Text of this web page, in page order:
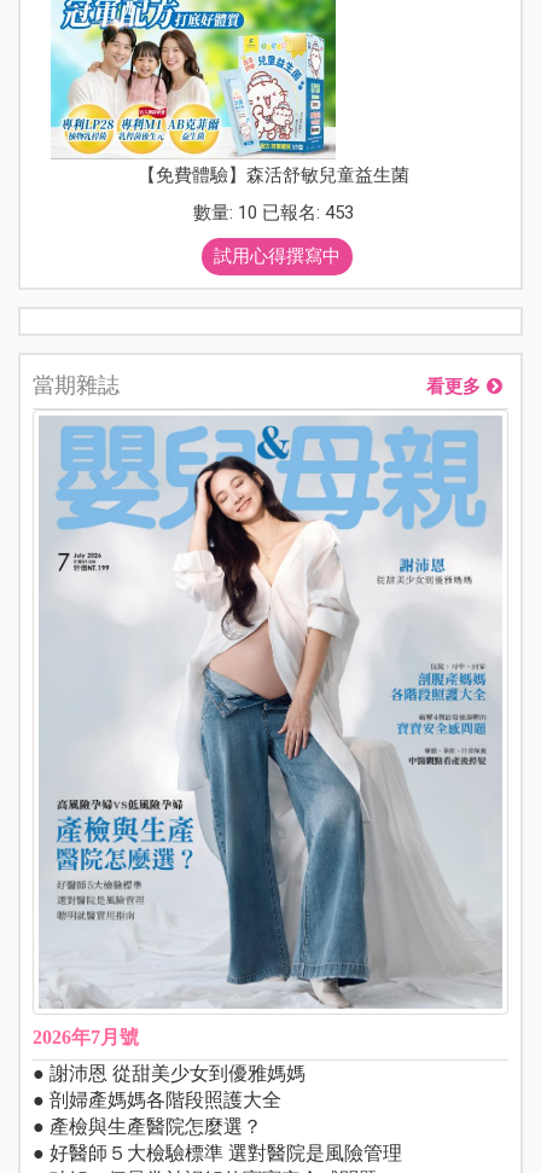
【免費體驗】森活舒敏兒童益生菌
數量: 10 已報名: 453
試用心得撰寫中
當期雜誌 看更多
2026年7月號
● 謝沛恩 從甜美少女到優雅媽媽
● 剖婦產媽媽各階段照護大全
● 產檢與生產醫院怎麼選？
● 好醫師５大檢驗標準 選對醫院是風險管理